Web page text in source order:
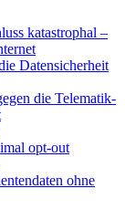
katastrophal –
Datensicherheit
die Telematik-
opt-out
ohne